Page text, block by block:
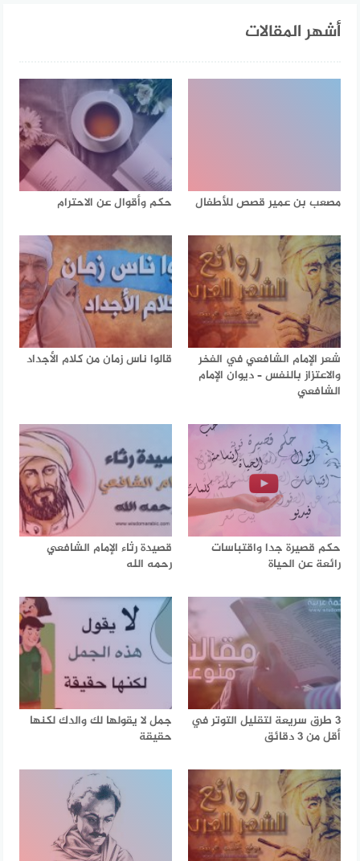
أشهر المقالات
مصعب بن عمير قصص للأطفال حكم وأقوال عن الاحترام
شعر الإمام الشافعي في الفخر
والاعتزاز بالنفس – ديوان الإمام
الشافعي
قالوا ناس زمان من كلام الأجداد
حكم قصيرة جدا واقتباسات
رائعة عن الحياة
قصيدة رثاء الإمام الشافعي
رحمه الله
3 طرق سريعة لتقليل التوتر في
أقل من 3 دقائق
جمل لا يقولها لك والدك لكنها
حقيقة